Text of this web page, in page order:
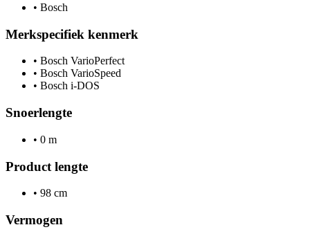
• Bosch
Merkspecifiek kenmerk
• Bosch VarioPerfect
• Bosch VarioSpeed
• Bosch i-DOS
Snoerlengte
• 0 m
Product lengte
• 98 cm
Vermogen